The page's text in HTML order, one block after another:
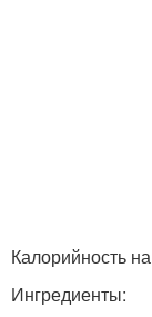
Калорийность
Ингредиенты: